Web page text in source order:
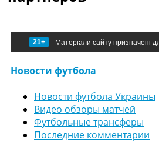
21+ Матеріали сайту призначені
Новости футбола
Новости футбола Украины
Видео обзоры матчей
Футбольные трансферы
Последние комментарии